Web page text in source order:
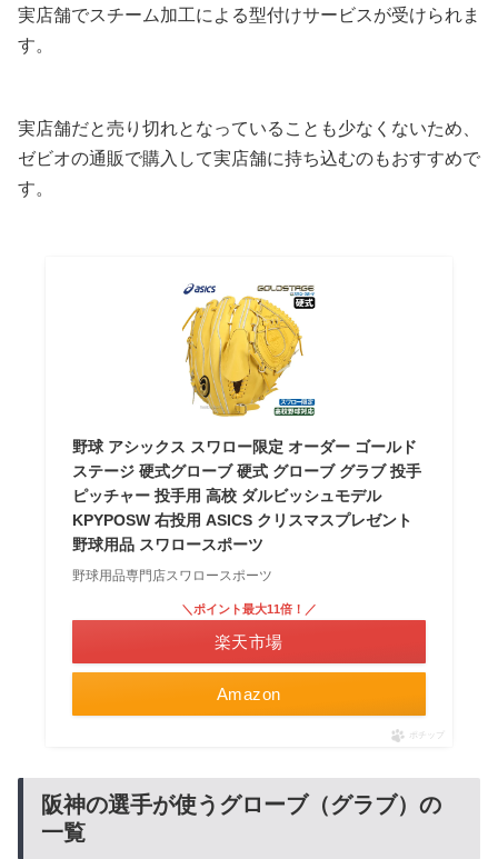
実店舗でスチーム加工による型付けサービスが受けられま
す。
実店舗だと売り切れとなっていることも少なくないため、
ゼビオの通販で購入して実店舗に持ち込むのもおすすめで
す。
野球 アシックス スワロー限定 オーダー ゴールド
ステージ 硬式グローブ 硬式 グローブ グラブ 投手
ピッチャー 投手用 高校 ダルビッシュモデル
KPYPOSW 右投用 ASICS クリスマスプレゼント
野球用品 スワロースポーツ
野球用品専門店スワロースポーツ
Amazon
＼ポイント最大11倍！／
楽天市場
ポチップ
阪神の選手が使うグローブ（グラブ）の
一覧